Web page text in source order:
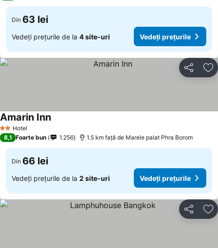
Din 63 lei
Vedeți prețurile de la 4 site-uri Vedeți prețurile
Distribuiți
2 SteleHotel
Amarin Inn
8,1 Foarte bun 1.256 1.5 km faţă de Marele palat Phra Borom
Din 66 lei
Vedeți prețurile de la 2 site-uri Vedeți prețurile
Distribuiți